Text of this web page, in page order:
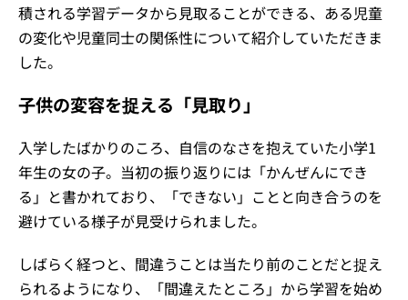
積される学習データから見取ることができる、ある児童
の変化や児童同士の関係性について紹介していただきま
した。
子供の変容を捉える「見取り」
入学したばかりのころ、自信のなさを抱えていた小学1
年生の女の子。当初の振り返りには「かんぜんにでき
る」と書かれており、「できない」ことと向き合うのを
避けている様子が見受けられました。
しばらく経つと、間違うことは当たり前のことだと捉え
られるようになり、「間違えたところ」から学習を始め